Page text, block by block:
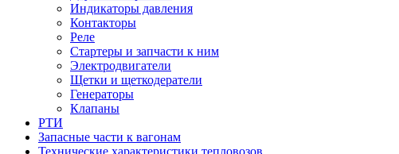
Индикаторы давления
Контакторы
Реле
Стартеры и запчасти к ним
Электродвигатели
Щетки и щеткодератели
Генераторы
Клапаны
РТИ
Запасные части к вагонам
Технические характеристики тепловозов